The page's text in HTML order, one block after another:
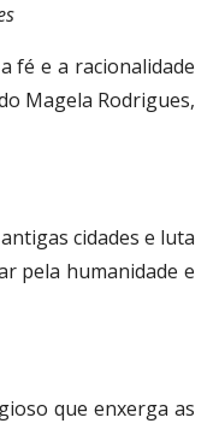
fé e a racionalidade
Magela Rodrigues,
cidades e luta
pela humanidade e
que enxerga as